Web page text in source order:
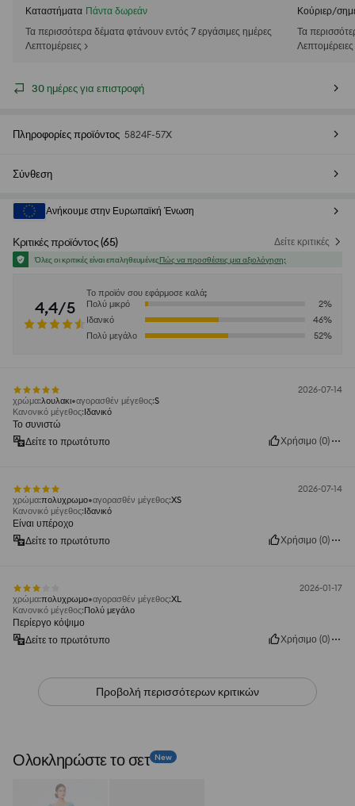
Καταστήματα Πάντα δωρεάν
Τα περισσότερα δέματα φτάνουν εντός 7 εργάσιμες ημέρες
Λεπτομέρειες >
Κούριερ/
Τα
Λεπτομέρειες
30 ημέρες για επιστροφή
Πληροφορίες προϊόντος 5824F-57X
Σύνθεση
Ανήκουμε στην Ευρωπαϊκή Ένωση
Κριτικές προϊόντος(65) Δείτε κριτικές
Όλες οι κριτικές είναι επαληθευμένεςΠώς να προσθέσεις μια αξιολόγηση;
4,4/5
Το προϊόν σου εφάρμοσε καλά;
Πολύ μικρό
2%
Ιδανικό
46%
Πολύ μεγάλο
52%
2026-07-14
χρώμα:λουλακι αγορασθέν μέγεθος:S
Κανονικό μέγεθος:Ιδανικό
Το συνιστώ
Δείτε το πρωτότυπο
Χρήσιμο (0)
2026-07-14
χρώμα:πολυχρωμο αγορασθέν μέγεθος:XS
Κανονικό μέγεθος:Ιδανικό
Είναι υπέροχο
Δείτε το πρωτότυπο
Χρήσιμο (0)
2026-01-17
χρώμα:πολυχρωμο αγορασθέν μέγεθος:XL
Κανονικό μέγεθος:Πολύ μεγάλο
Περίεργο κόψιμο
Δείτε το πρωτότυπο
Χρήσιμο (0)
Προβολή περισσότερων κριτικών
Ολοκληρώστε το σετ New